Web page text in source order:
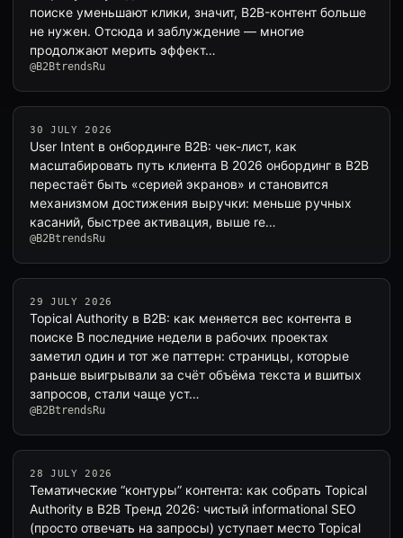
поиске уменьшают клики, значит, B2B-контент больше
не нужен. Отсюда и заблуждение — многие
продолжают мерить эффект…
@B2BtrendsRu
30 JULY 2026
User Intent в онбординге B2B: чек-лист, как
масштабировать путь клиента В 2026 онбординг в B2B
перестаёт быть «серией экранов» и становится
механизмом достижения выручки: меньше ручных
касаний, быстрее активация, выше re…
@B2BtrendsRu
29 JULY 2026
Topical Authority в B2B: как меняется вес контента в
поиске В последние недели в рабочих проектах
заметил один и тот же паттерн: страницы, которые
раньше выигрывали за счёт объёма текста и вшитых
запросов, стали чаще уст…
@B2BtrendsRu
28 JULY 2026
Тематические “контуры” контента: как собрать Topical
Authority в B2B Тренд 2026: чистый informational SEO
(просто отвечать на запросы) уступает место Topical